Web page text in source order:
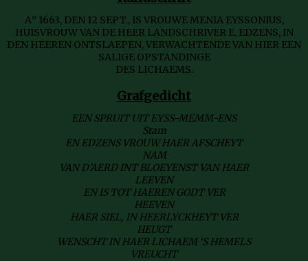
A° 1663, DEN 12 SEPT., IS VROUWE MENIA EYSSONIUS,
HUISVROUW VAN DE HEER LANDSCHRIVER E. EDZENS, IN
DEN HEEREN ONTSLAEPEN, VERWACHTENDE VAN HIER EEN
SALIGE OPSTANDINGE
DES LICHAEMS.
Grafgedicht
EEN SPRUIT UIT EYSS-MEMM-ENS
Stam
EN EDZENS VROUW HAER AFSCHEYT
NAM
VAN D’AERD INT BLOEYENST VAN HAER
LEEVEN
EN IS TOT HAEREN GODT VER
HEEVEN
HAER SIEL, IN HEERLYCKHEYT VER
HEUGT
WENSCHT IN HAER LICHAEM ‘S HEMELS
VREUCHT